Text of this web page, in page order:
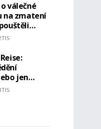
válečné
na zmatení
jen